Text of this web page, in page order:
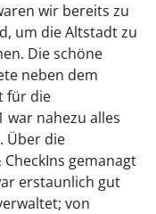
wir bereits zu
um die Altstadt zu
Die schöne
neben dem
für die
war nahezu alles
Über die
gemanagt
erstaunlich gut
von